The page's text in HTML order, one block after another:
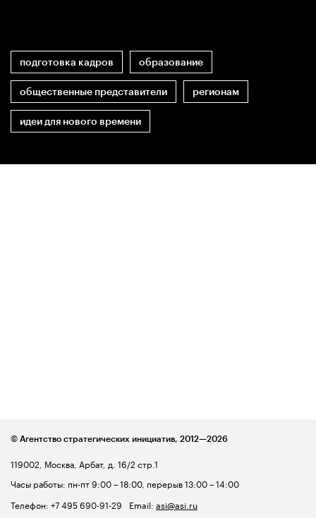
подготовка кадров образование
общественные представители регионам
идеи для нового времени
119002, Москва, Арбат, д. 16/2 стр.1
Часы работы: пн-пт 9:00 – 18:00, перерыв 13:00 – 14:00
Телефон: +7 495 690-91-29 Email: asi@asi.ru
© Агентство стратегических инициатив, 2012—2026